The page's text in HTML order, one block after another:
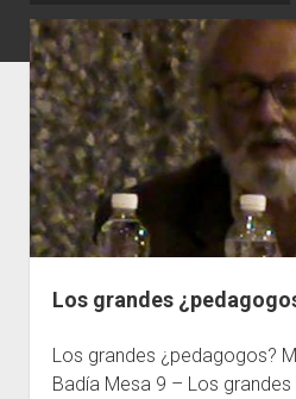
Historia
General
Los grandes
Los grandes ¿pedagogos?
Badía Mesa 9 – Los